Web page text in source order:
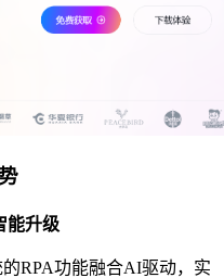
能升级
RPA功能融合AI驱动，实